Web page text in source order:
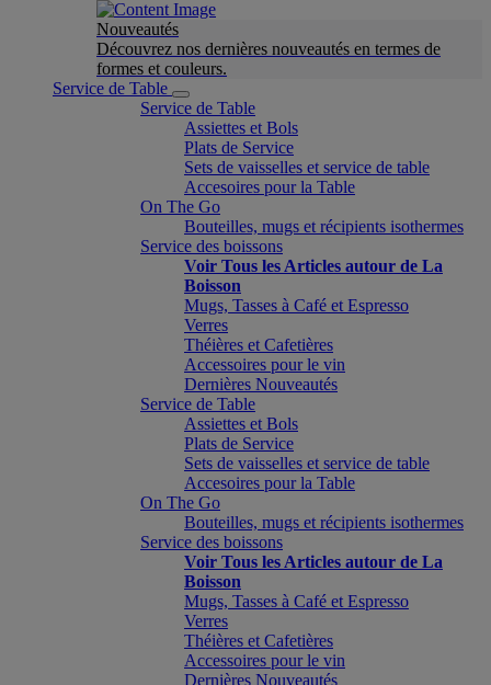
Nouveautés
Découvrez nos dernières nouveautés en termes de
formes et couleurs.
Service de Table
Service de Table
Assiettes et Bols
Plats de Service
Sets de vaisselles et service de table
Accesoires pour la Table
On The Go
Bouteilles, mugs et récipients isothermes
Service des boissons
Voir Tous les Articles autour de La
Boisson
Mugs, Tasses à Café et Espresso
Verres
Théières et Cafetières
Accessoires pour le vin
Dernières Nouveautés
Service de Table
Assiettes et Bols
Plats de Service
Sets de vaisselles et service de table
Accesoires pour la Table
On The Go
Bouteilles, mugs et récipients isothermes
Service des boissons
Voir Tous les Articles autour de La
Boisson
Mugs, Tasses à Café et Espresso
Verres
Théières et Cafetières
Accessoires pour le vin
Dernières Nouveautés